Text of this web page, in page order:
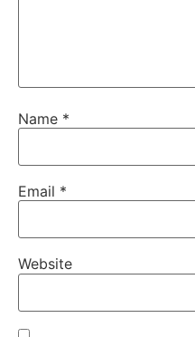
Name *
Email *
Website